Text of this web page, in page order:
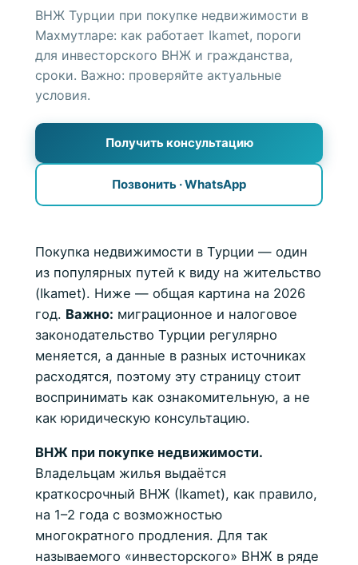
Достопримечательности
Услуги
+90 552 692 34 20
WhatsApp +90 552 692 34 20
Подобрать жильё
ВНЖ Турции при покупке недвижимости в
Махмутларе: как работает Ikamet, пороги
для инвесторского ВНЖ и гражданства,
сроки. Важно: проверяйте актуальные
условия.
Получить консультацию
Позвонить · WhatsApp
Покупка недвижимости в Турции — один
из популярных путей к виду на жительство
(Ikamet). Ниже — общая картина на 2026
год. Важно: миграционное и налоговое
законодательство Турции регулярно
меняется, а данные в разных источниках
расходятся, поэтому эту страницу стоит
воспринимать как ознакомительную, а не
как юридическую консультацию.
ВНЖ при покупке недвижимости.
Владельцам жилья выдаётся
краткосрочный ВНЖ (Ikamet), как правило,
на 1–2 года с возможностью
многократного продления. Для так
называемого «инвесторского» ВНЖ в ряде